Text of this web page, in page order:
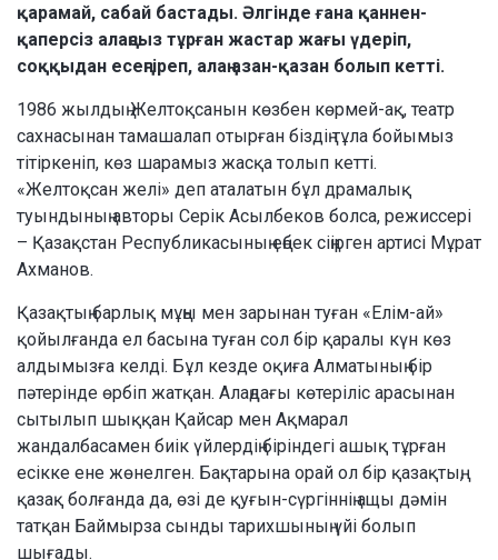
қарамай, сабай бастады. Әлгінде ғана қаннен-
қаперсіз алаңсыз тұрған жастар жағы үдеріп,
соққыдан есеңгіреп, алаң азан-қазан болып кетті.
1986 жылдың Желтоқсанын көзбен көрмей-ақ, театр
сахнасынан тамашалап отырған біздің тұла бойымыз
тітіркеніп, көз шарамыз жасқа толып кетті.
«Желтоқсан желі» деп аталатын бұл драмалық
туындының авторы Серік Асылбеков болса, режиссері
– Қазақстан Республикасының еңбек сіңірген артисі Мұрат
Ахманов.
Қазақтың барлық мұңы мен зарынан туған «Елім-ай»
қойылғанда ел басына туған сол бір қаралы күн көз
алдымызға келді. Бұл кезде оқиға Алматының бір
пәтерінде өрбіп жатқан. Алаңдағы көтеріліс арасынан
сытылып шыққан Қайсар мен Ақмарал
жандалбасамен биік үйлердің біріндегі ашық тұрған
есікке ене жөнелген. Бақтарына орай ол бір қазақтың,
қазақ болғанда да, өзі де қуғын-сүргіннің ащы дәмін
татқан Баймырза сынды тарихшының үйі болып
шығады.